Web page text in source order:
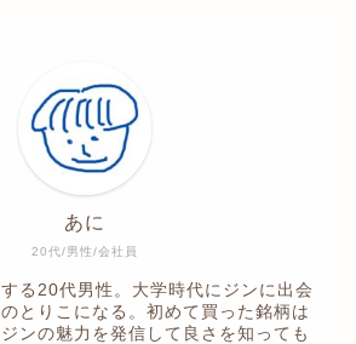
20代/男性/会社員
あに
る20代男性。大学時代にジンに出会
とりこになる。初めて買った銘柄は
ンの魅力を発信して良さを知っても